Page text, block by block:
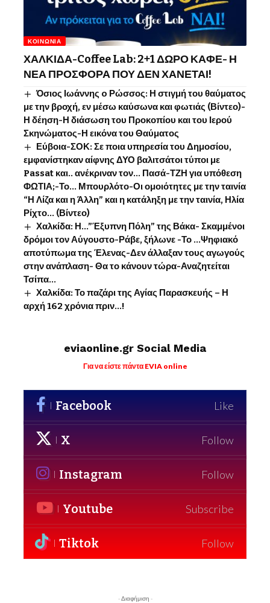
ΚΟΙΝΩΝΊΑ
ΧΑΛΚΙΔΑ-Coffee Lab: 2+1 ΔΩΡΟ ΚΑΦΕ- Η
ΝΕΑ ΠΡΟΣΦΟΡΑ ΠΟΥ ΔΕΝ ΧΑΝΕΤΑΙ!
Όσιος Ιωάννης o Ρώσσος: Η στιγμή του θαύματος
με την βροχή, εν μέσω καύσωνα και φωτιάς (Βίντεο)-
Η δέηση-Η διάσωση του Προκοπίου και του Ιερού
Σκηνώματος-Η εικόνα του Θαύματος
Εύβοια-ΣΟΚ: Σε ποια υπηρεσία του Δημοσίου,
εμφανίστηκαν αίφνης ΔΥΟ βαλιτσάτοι τύποι με
Passat και.. ανέκριναν τον… Πασά-ΤΖΗ για υπόθεση
ΦΩΤΙΑ;-Το… Μπουρλότο-Οι ομοιότητες με την ταινία
“Η Λίζα και η Άλλη” και η κατάληξη με την ταινία, Ηλία
Ρίχτο… (Βίντεο)
Χαλκίδα: Η…”Έξυπνη Πόλη” της Βάκα- Σκαμμένοι
δρόμοι τον Αύγουστο-Ράβε, ξήλωνε -Το …Ψηφιακό
αποτύπωμα της Έλενας-Δεν άλλαξαν τους αγωγούς
στην ανάπλαση- Θα το κάνουν τώρα-Αναζητείται
Τσίπα…
Χαλκίδα: Το παζάρι της Αγίας Παρασκευής – Η
αρχή 162 χρόνια πριν…!
eviaonline.gr Social Media
Για να είστε πάντα EVIA online
Facebook Like
X Follow
Instagram Follow
Youtube Subscribe
Tiktok Follow
- Διαφήμιση -